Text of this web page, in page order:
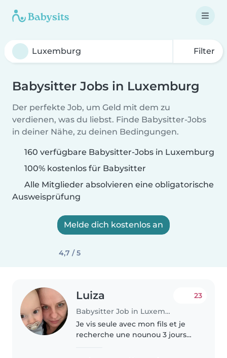
Filter
Babysitter Jobs in Luxemburg
Der perfekte Job, um Geld mit dem zu
verdienen, was du liebst. Finde Babysitter-Jobs
in deiner Nähe, zu deinen Bedingungen.
160 verfügbare Babysitter-Jobs in Luxemburg
100% kostenlos für Babysitter
Alle Mitglieder absolvieren eine obligatorische
Ausweisprüfung
Melde dich kostenlos an
4,7 / 5
Luiza
Babysitter Job in Luxemburg
23
Je vis seule avec mon fils et je
recherche une nounou 3 jours
Je pourrais occasionnellement